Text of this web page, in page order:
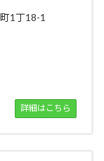
1丁18-1
詳細はこちら